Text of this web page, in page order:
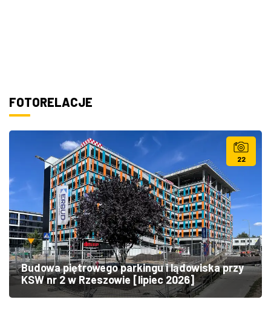
FOTORELACJE
22
Budowa piętrowego parkingu i lądowiska przy
KSW nr 2 w Rzeszowie [lipiec 2026]